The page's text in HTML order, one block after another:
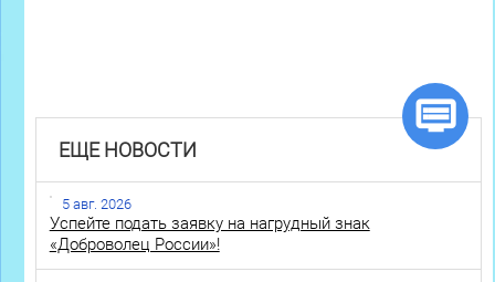
ЕЩЕ НОВОСТИ
5 авг. 2026
Успейте подать заявку на нагрудный знак
«Доброволец России»!